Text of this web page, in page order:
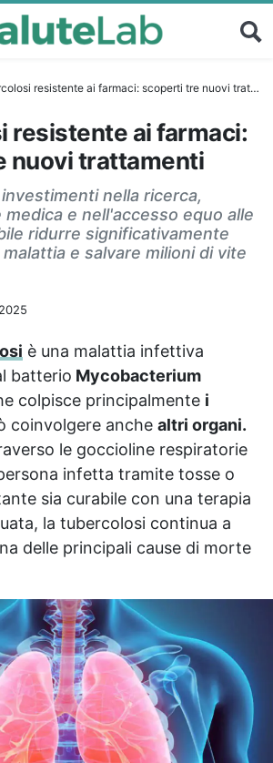
resistente ai farmaci: scoperti tre nuovi trattamenti
resistente ai farmaci:
nuovi trattamenti
nella ricerca,
e nell'accesso equo alle
ridurre significativamente
e salvare milioni di vite
è una malattia infettiva
batterio Mycobacterium
colpisce principalmente i
coinvolgere anche altri organi.
le goccioline respiratorie
infetta tramite tosse o
sia curabile con una terapia
la tubercolosi continua a
delle principali cause di morte